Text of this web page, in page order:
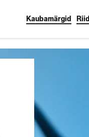
Kaubamärgid